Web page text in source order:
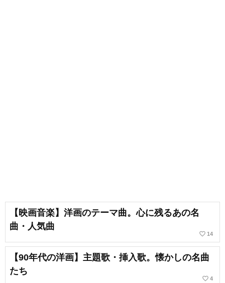
【映画音楽】洋画のテーマ曲。心に残るあの名
曲・人気曲
favorite_border 14
【90年代の洋画】主題歌・挿入歌。懐かしの名曲
たち
favorite_border 4